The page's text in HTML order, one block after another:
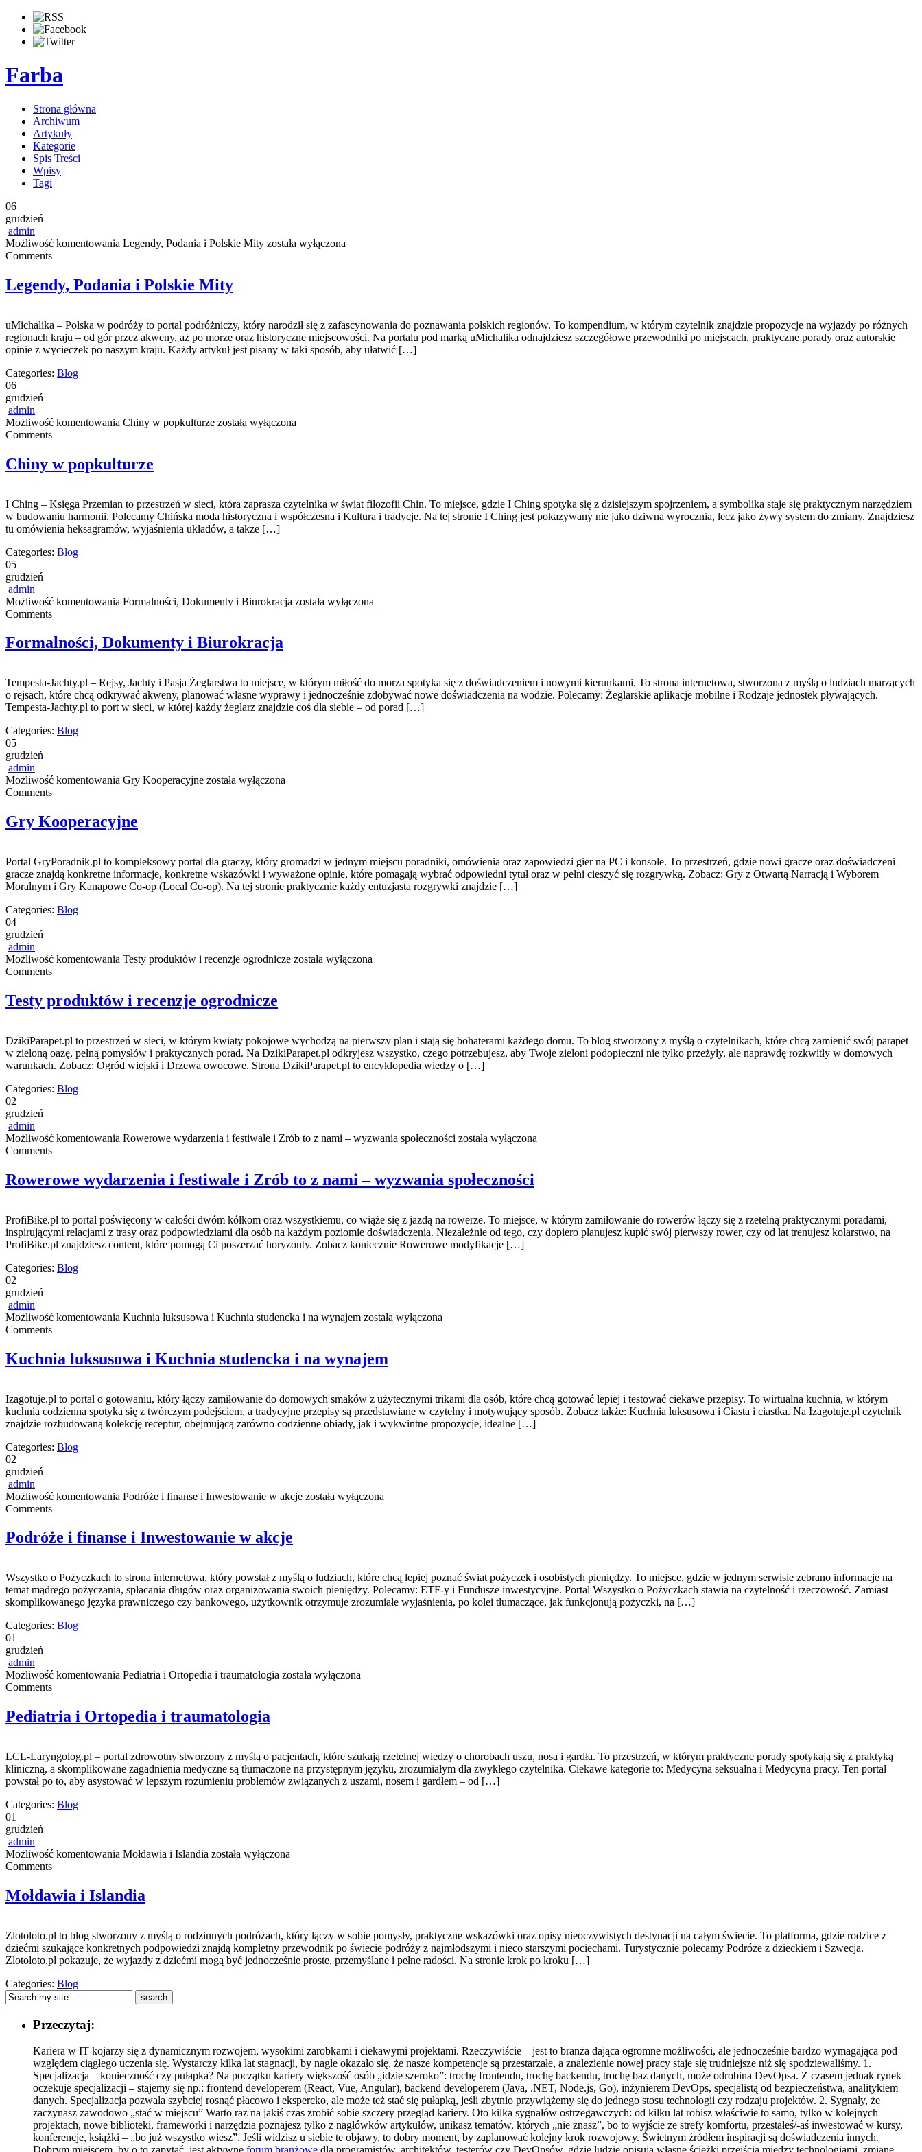
Farba
Strona główna
Archiwum
Artykuły
Kategorie
Spis Treści
Wpisy
Tagi
06
grudzień
admin
Możliwość komentowania Legendy, Podania i Polskie Mity została wyłączona
Comments
Legendy, Podania i Polskie Mity
uMichalika – Polska w podróży to portal podróżniczy, który narodził się z zafascynowania do poznawania polskich regionów. To kompendium, w którym czytelnik znajdzie propozycje na wyjazdy po różnych
regionach kraju – od gór przez akweny, aż po morze oraz historyczne miejscowości. Na portalu pod marką uMichalika odnajdziesz szczegółowe przewodniki po miejscach, praktyczne porady oraz autorskie
opinie z wycieczek po naszym kraju. Każdy artykuł jest pisany w taki sposób, aby ułatwić […]
Categories: Blog
06
grudzień
admin
Możliwość komentowania Chiny w popkulturze została wyłączona
Comments
Chiny w popkulturze
I Ching – Księga Przemian to przestrzeń w sieci, która zaprasza czytelnika w świat filozofii Chin. To miejsce, gdzie I Ching spotyka się z dzisiejszym spojrzeniem, a symbolika staje się praktycznym narzędziem
w budowaniu harmonii. Polecamy Chińska moda historyczna i współczesna i Kultura i tradycje. Na tej stronie I Ching jest pokazywany nie jako dziwna wyrocznia, lecz jako żywy system do zmiany. Znajdziesz
tu omówienia heksagramów, wyjaśnienia układów, a także […]
Categories: Blog
05
grudzień
admin
Możliwość komentowania Formalności, Dokumenty i Biurokracja została wyłączona
Comments
Formalności, Dokumenty i Biurokracja
Tempesta-Jachty.pl – Rejsy, Jachty i Pasja Żeglarstwa to miejsce, w którym miłość do morza spotyka się z doświadczeniem i nowymi kierunkami. To strona internetowa, stworzona z myślą o ludziach marzących
o rejsach, które chcą odkrywać akweny, planować własne wyprawy i jednocześnie zdobywać nowe doświadczenia na wodzie. Polecamy: Żeglarskie aplikacje mobilne i Rodzaje jednostek pływających.
Tempesta-Jachty.pl to port w sieci, w której każdy żeglarz znajdzie coś dla siebie – od porad […]
Categories: Blog
05
grudzień
admin
Możliwość komentowania Gry Kooperacyjne została wyłączona
Comments
Gry Kooperacyjne
Portal GryPoradnik.pl to kompleksowy portal dla graczy, który gromadzi w jednym miejscu poradniki, omówienia oraz zapowiedzi gier na PC i konsole. To przestrzeń, gdzie nowi gracze oraz doświadczeni
gracze znajdą konkretne informacje, konkretne wskazówki i wyważone opinie, które pomagają wybrać odpowiedni tytuł oraz w pełni cieszyć się rozgrywką. Zobacz: Gry z Otwartą Narracją i Wyborem
Moralnym i Gry Kanapowe Co-op (Local Co-op). Na tej stronie praktycznie każdy entuzjasta rozgrywki znajdzie […]
Categories: Blog
04
grudzień
admin
Możliwość komentowania Testy produktów i recenzje ogrodnicze została wyłączona
Comments
Testy produktów i recenzje ogrodnicze
DzikiParapet.pl to przestrzeń w sieci, w którym kwiaty pokojowe wychodzą na pierwszy plan i stają się bohaterami każdego domu. To blog stworzony z myślą o czytelnikach, które chcą zamienić swój parapet
w zieloną oazę, pełną pomysłów i praktycznych porad. Na DzikiParapet.pl odkryjesz wszystko, czego potrzebujesz, aby Twoje zieloni podopieczni nie tylko przeżyły, ale naprawdę rozkwitły w domowych
warunkach. Zobacz: Ogród wiejski i Drzewa owocowe. Strona DzikiParapet.pl to encyklopedia wiedzy o […]
Categories: Blog
02
grudzień
admin
Możliwość komentowania Rowerowe wydarzenia i festiwale i Zrób to z nami – wyzwania społeczności została wyłączona
Comments
Rowerowe wydarzenia i festiwale i Zrób to z nami – wyzwania społeczności
ProfiBike.pl to portal poświęcony w całości dwóm kółkom oraz wszystkiemu, co wiąże się z jazdą na rowerze. To miejsce, w którym zamiłowanie do rowerów łączy się z rzetelną praktycznymi poradami,
inspirującymi relacjami z trasy oraz podpowiedziami dla osób na każdym poziomie doświadczenia. Niezależnie od tego, czy dopiero planujesz kupić swój pierwszy rower, czy od lat trenujesz kolarstwo, na
ProfiBike.pl znajdziesz content, które pomogą Ci poszerzać horyzonty. Zobacz koniecznie Rowerowe modyfikacje […]
Categories: Blog
02
grudzień
admin
Możliwość komentowania Kuchnia luksusowa i Kuchnia studencka i na wynajem została wyłączona
Comments
Kuchnia luksusowa i Kuchnia studencka i na wynajem
Izagotuje.pl to portal o gotowaniu, który łączy zamiłowanie do domowych smaków z użytecznymi trikami dla osób, które chcą gotować lepiej i testować ciekawe przepisy. To wirtualna kuchnia, w którym
kuchnia codzienna spotyka się z twórczym podejściem, a tradycyjne przepisy są przedstawiane w czytelny i motywujący sposób. Zobacz także: Kuchnia luksusowa i Ciasta i ciastka. Na Izagotuje.pl czytelnik
znajdzie rozbudowaną kolekcję receptur, obejmującą zarówno codzienne obiady, jak i wykwintne propozycje, idealne […]
Categories: Blog
02
grudzień
admin
Możliwość komentowania Podróże i finanse i Inwestowanie w akcje została wyłączona
Comments
Podróże i finanse i Inwestowanie w akcje
Wszystko o Pożyczkach to strona internetowa, który powstał z myślą o ludziach, które chcą lepiej poznać świat pożyczek i osobistych pieniędzy. To miejsce, gdzie w jednym serwisie zebrano informacje na
temat mądrego pożyczania, spłacania długów oraz organizowania swoich pieniędzy. Polecamy: ETF-y i Fundusze inwestycyjne. Portal Wszystko o Pożyczkach stawia na czytelność i rzeczowość. Zamiast
skomplikowanego języka prawniczego czy bankowego, użytkownik otrzymuje zrozumiałe wyjaśnienia, po kolei tłumaczące, jak funkcjonują pożyczki, na […]
Categories: Blog
01
grudzień
admin
Możliwość komentowania Pediatria i Ortopedia i traumatologia została wyłączona
Comments
Pediatria i Ortopedia i traumatologia
LCL-Laryngolog.pl – portal zdrowotny stworzony z myślą o pacjentach, które szukają rzetelnej wiedzy o chorobach uszu, nosa i gardła. To przestrzeń, w którym praktyczne porady spotykają się z praktyką
kliniczną, a skomplikowane zagadnienia medyczne są tłumaczone na przystępnym języku, zrozumiałym dla zwykłego czytelnika. Ciekawe kategorie to: Medycyna seksualna i Medycyna pracy. Ten portal
powstał po to, aby asystować w lepszym rozumieniu problemów związanych z uszami, nosem i gardłem – od […]
Categories: Blog
01
grudzień
admin
Możliwość komentowania Mołdawia i Islandia została wyłączona
Comments
Mołdawia i Islandia
Zlotoloto.pl to blog stworzony z myślą o rodzinnych podróżach, który łączy w sobie pomysły, praktyczne wskazówki oraz opisy nieoczywistych destynacji na całym świecie. To platforma, gdzie rodzice z
dziećmi szukające konkretnych podpowiedzi znajdą kompletny przewodnik po świecie podróży z najmłodszymi i nieco starszymi pociechami. Turystycznie polecamy Podróże z dzieckiem i Szwecja.
Zlotoloto.pl pokazuje, że wyjazdy z dziećmi mogą być jednocześnie proste, przemyślane i pełne radości. Na stronie krok po kroku […]
Categories: Blog
Przeczytaj:
Kariera w IT kojarzy się z dynamicznym rozwojem, wysokimi zarobkami i ciekawymi projektami. Rzeczywiście – jest to branża dająca ogromne możliwości, ale jednocześnie bardzo wymagająca pod
względem ciągłego uczenia się. Wystarczy kilka lat stagnacji, by nagle okazało się, że nasze kompetencje są przestarzałe, a znalezienie nowej pracy staje się trudniejsze niż się spodziewaliśmy. 1.
Specjalizacja – konieczność czy pułapka? Na początku kariery większość osób „idzie szeroko”: trochę frontendu, trochę backendu, trochę baz danych, może odrobina DevOpsa. Z czasem jednak rynek
oczekuje specjalizacji – stajemy się np.: frontend developerem (React, Vue, Angular), backend developerem (Java, .NET, Node.js, Go), inżynierem DevOps, specjalistą od bezpieczeństwa, analitykiem
danych. Specjalizacja pozwala szybciej rosnąć płacowo i ekspercko, ale może też stać się pułapką, jeśli zbytnio przywiążemy się do jednego stosu technologii czy rodzaju projektów. 2. Sygnały, że
zaczynasz zawodowo „stać w miejscu” Warto raz na jakiś czas zrobić sobie szczery przegląd kariery. Oto kilka sygnałów ostrzegawczych: od kilku lat robisz właściwie to samo, tylko w kolejnych
projektach, nowe biblioteki, frameworki i narzędzia poznajesz tylko z nagłówków artykułów, unikasz tematów, których „nie znasz”, bo to wyjście ze strefy komfortu, przestałeś/-aś inwestować w kursy,
konferencje, książki – „bo już wszystko wiesz”. Jeśli widzisz u siebie te objawy, to dobry moment, by zaplanować kolejny krok rozwojowy. Świetnym źródłem inspiracji są doświadczenia innych.